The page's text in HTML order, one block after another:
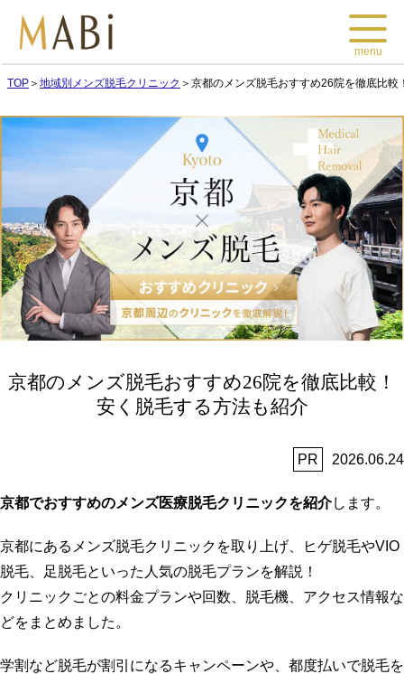
menu
TOP ＞ 地域別メンズ脱毛クリニック ＞ 京都のメンズ脱毛おすすめ26院を徹底比較
京都のメンズ脱毛おすすめ26院を徹底比較！
安く脱毛する方法も紹介
PR 2026.06.24
京都でおすすめのメンズ医療脱毛クリニックを紹介します。
京都にあるメンズ脱毛クリニックを取り上げ、ヒゲ脱毛やVIO
脱毛、足脱毛といった人気の脱毛プランを解説！
クリニックごとの料金プランや回数、脱毛機、アクセス情報な
どをまとめました。
学割など脱毛が割引になるキャンペーンや、都度払いで脱毛を